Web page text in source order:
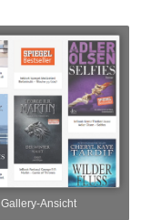
Gallery-Ansicht